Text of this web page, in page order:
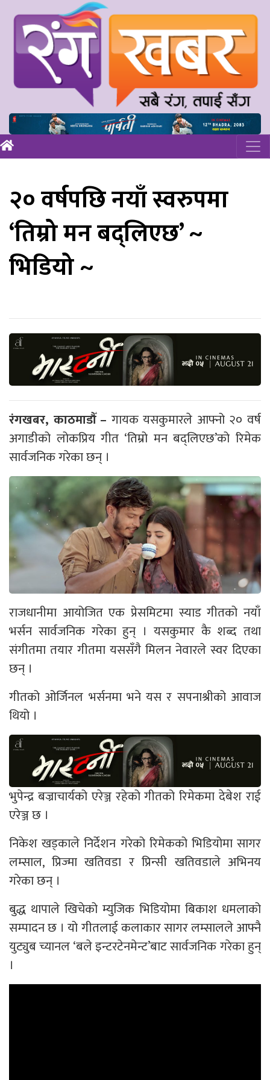
२० वर्षपछि नयाँ स्वरुपमा
‘तिम्रो मन बद्लिएछ’ ~
भिडियो ~
रंगखबर, काठमाडौँ – गायक यसकुमारले आफ्नो २० वर्ष
अगाडीको लोकप्रिय गीत ‘तिम्रो मन बद्लिएछ’को रिमेक
सार्वजनिक गरेका छन् ।
राजधानीमा आयोजित एक प्रेसमिटमा स्याड गीतको नयाँ
भर्सन सार्वजनिक गरेका हुन् । यसकुमार कै शब्द तथा
संगीतमा तयार गीतमा यससँगै मिलन नेवारले स्वर दिएका
छन् ।
गीतको ओर्जिनल भर्सनमा भने यस र सपनाश्रीको आवाज
थियो ।
भुपेन्द्र बज्राचार्यको एरेञ्ज रहेको गीतको रिमेकमा देबेश राई
एरेञ्ज छ ।
निकेश खड्काले निर्देशन गरेको रिमेकको भिडियोमा सागर
लम्साल, प्रिज्मा खतिवडा र प्रिन्सी खतिवडाले अभिनय
गरेका छन् ।
बुद्ध थापाले खिचेको म्युजिक भिडियोमा बिकाश धमलाको
सम्पादन छ । यो गीतलाई कलाकार सागर लम्सालले आफ्नै
युट्युब च्यानल ‘बले इन्टरटेनमेन्ट’बाट सार्वजनिक गरेका हुन्
।